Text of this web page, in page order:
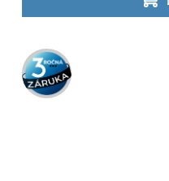
3 roky
záruka